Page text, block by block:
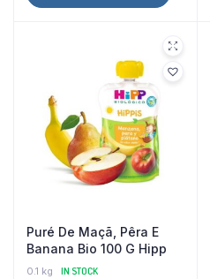
Puré De Maçã, Pêra E
Banana Bio 100 G Hipp
0.1 kg IN STOCK